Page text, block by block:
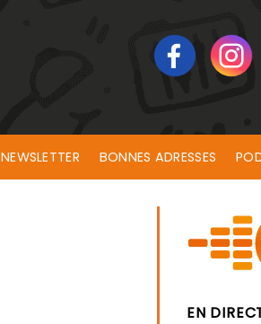
NEWSLETTER BONNES ADRESSES
EN